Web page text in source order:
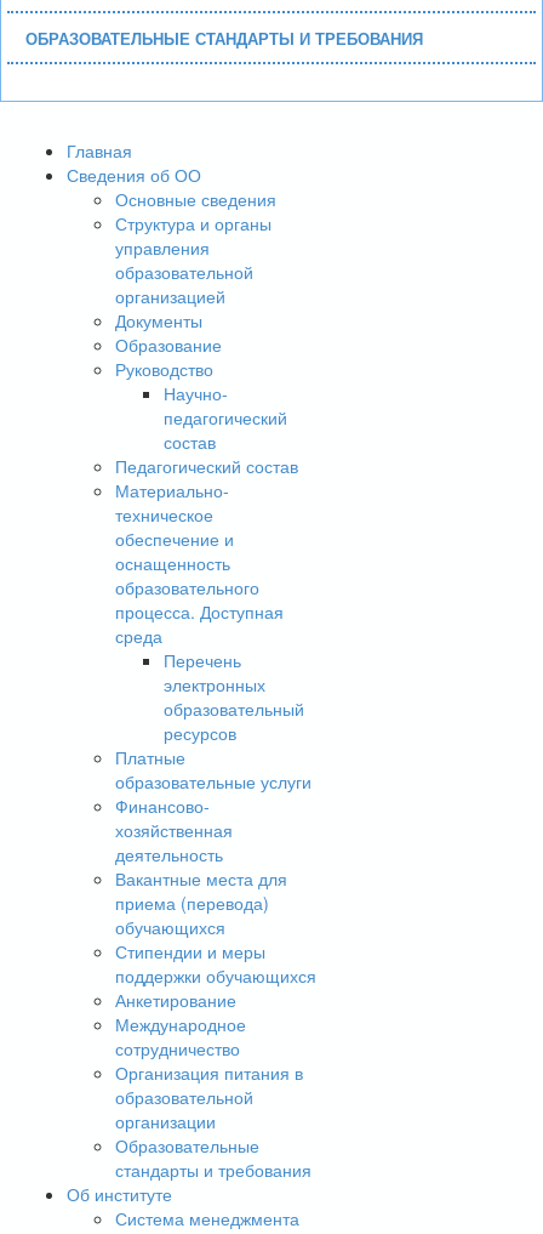
ОБРАЗОВАТЕЛЬНЫЕ СТАНДАРТЫ И ТРЕБОВАНИЯ
Главная
Сведения об ОО
Основные сведения
Структура и органы
управления
образовательной
организацией
Документы
Образование
Руководство
Научно-
педагогический
состав
Педагогический состав
Материально-
техническое
обеспечение и
оснащенность
образовательного
процесса. Доступная
среда
Перечень
электронных
образовательный
ресурсов
Платные
образовательные услуги
Финансово-
хозяйственная
деятельность
Вакантные места для
приема (перевода)
обучающихся
Стипендии и меры
поддержки обучающихся
Анкетирование
Международное
сотрудничество
Организация питания в
образовательной
организации
Образовательные
стандарты и требования
Об институте
Система менеджмента